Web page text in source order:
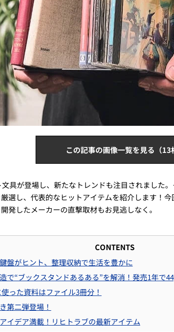
この記事の画像一覧を見る（13
具が登場し、新たなトレンドも注目されました
選し、代表的なヒットアイテムを紹介します！
発したメーカーの直撃取材もお見逃しなく。
CONTENTS
盤がヒント、整理収納で生活を豊かに
で“ブックスタンドあるある”を解消！発売1年で
った資料はファイル3冊分！
第二弾登場！
イデア満載！リヒトラブの最新アイテム